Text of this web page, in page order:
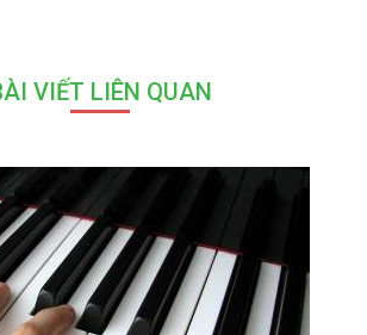
VIẾT LIÊN QUAN